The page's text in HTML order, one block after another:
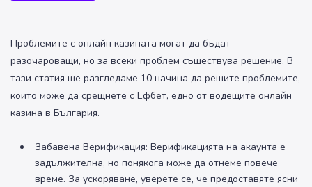
Проблемите с онлайн казината могат да бъдат
разочароващи, но за всеки проблем съществува решение. В
тази статия ще разгледаме 10 начина да решите проблемите,
които може да срещнете с Ефбет, едно от водещите онлайн
казина в България.
Забавена Верификация: Верификацията на акаунта е
задължителна, но понякога може да отнеме повече
време. За ускоряване, уверете се, че предоставяте ясни